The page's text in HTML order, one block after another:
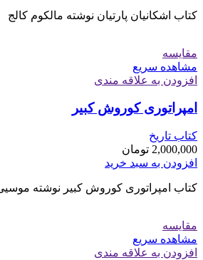
کتاب اشکانیان پارتیان نوشته مالکوم کالج
مقایسه
مشاهده سریع
افزودن به علاقه مندی
امپراتوری کوروش کبیر
کتاب تاریخ
2,000,000 تومان
افزودن به سبد خرید
کتاب امپراتوری کوروش کبیر نوشته
مقایسه
مشاهده سریع
افزودن به علاقه مندی